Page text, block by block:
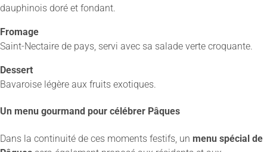
dauphinois doré et fondant.
Fromage
Saint-Nectaire de pays, servi avec sa salade verte croquante.
Dessert
Bavaroise légère aux fruits exotiques.
Un menu gourmand pour célébrer Pâques
Dans la continuité de ces moments festifs, un menu spécial de